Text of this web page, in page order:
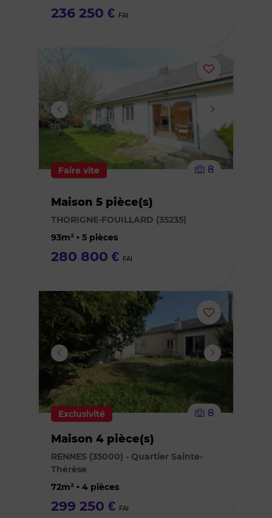
236 250 € FAI
Ajouter
supprimer
le
Faire vite 8
Maison 5 pièce(s)
THORIGNE-FOUILLARD (35235)
93m² • 5 pièces
280 800 € FAI
Ajouter
ou
Exclusivité 8
Maison 4 pièce(s)
RENNES (35000) - Quartier Sainte-
Thérèse
72m² • 4 pièces
299 250 € FAI